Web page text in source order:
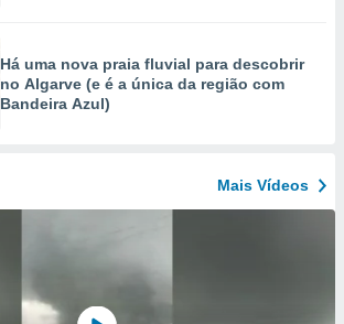
Há uma nova praia fluvial para descobrir
no Algarve (e é a única da região com
Bandeira Azul)
Mais Vídeos